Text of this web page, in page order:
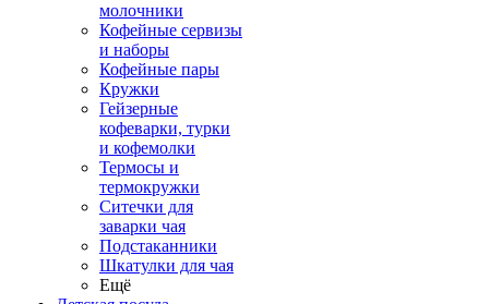
молочники
Кофейные сервизы
и наборы
Кофейные пары
Кружки
Гейзерные
кофеварки, турки
и кофемолки
Термосы и
термокружки
Ситечки для
заварки чая
Подстаканники
Шкатулки для чая
Ещё